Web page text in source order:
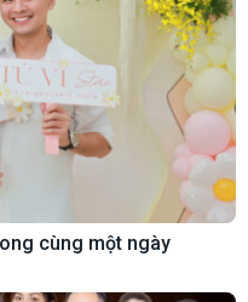
cùng một ngày